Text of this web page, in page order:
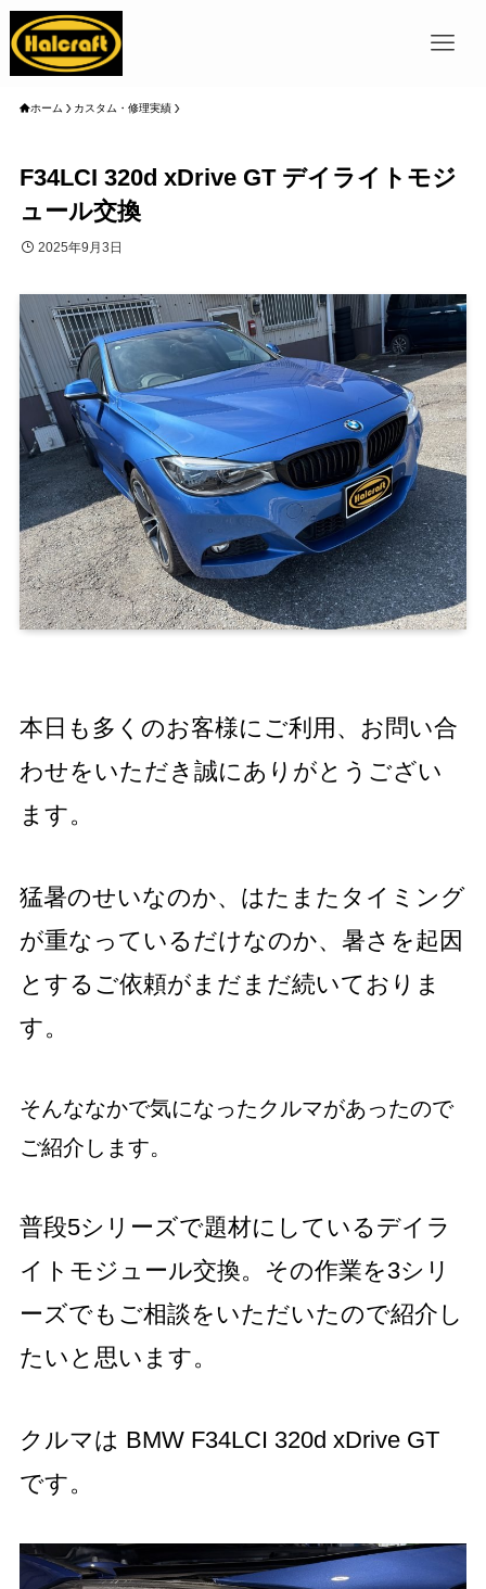
ホーム カスタム・修理実績
F34LCI 320d xDrive GT デイライトモジ
ュール交換
2025年9月3日
本日も多くのお客様にご利用、お問い合
わせをいただき誠にありがとうござい
ます。
猛暑のせいなのか、はたまたタイミング
が重なっているだけなのか、暑さを起因
とするご依頼がまだまだ続いておりま
す。
そんななかで気になったクルマがあったので
ご紹介します。
普段5シリーズで題材にしているデイラ
イトモジュール交換。その作業を3シリ
ーズでもご相談をいただいたので紹介し
たいと思います。
クルマは BMW F34LCI 320d xDrive GT
です。